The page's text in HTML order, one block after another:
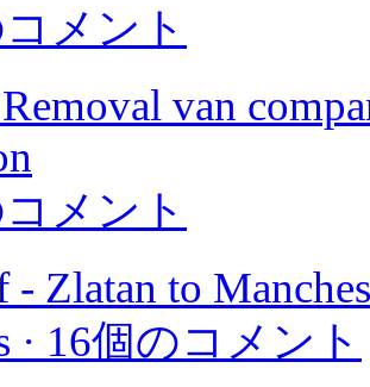
メント
van
メント
- Zlatan to
· 16個のコメント